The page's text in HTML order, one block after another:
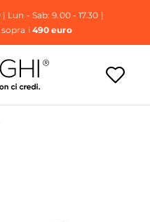
| Lun - Sab: 9.00 - 17.30 |
i 490 euro